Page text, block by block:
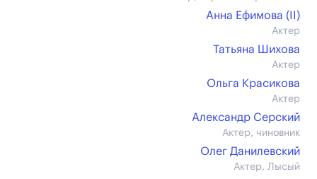
Анна Ефимова (II)
Актер
Татьяна Шихова
Актер
Ольга Красикова
Актер
Александр Серский
Актер, чиновник
Олег Данилевский
Актер, Лысый